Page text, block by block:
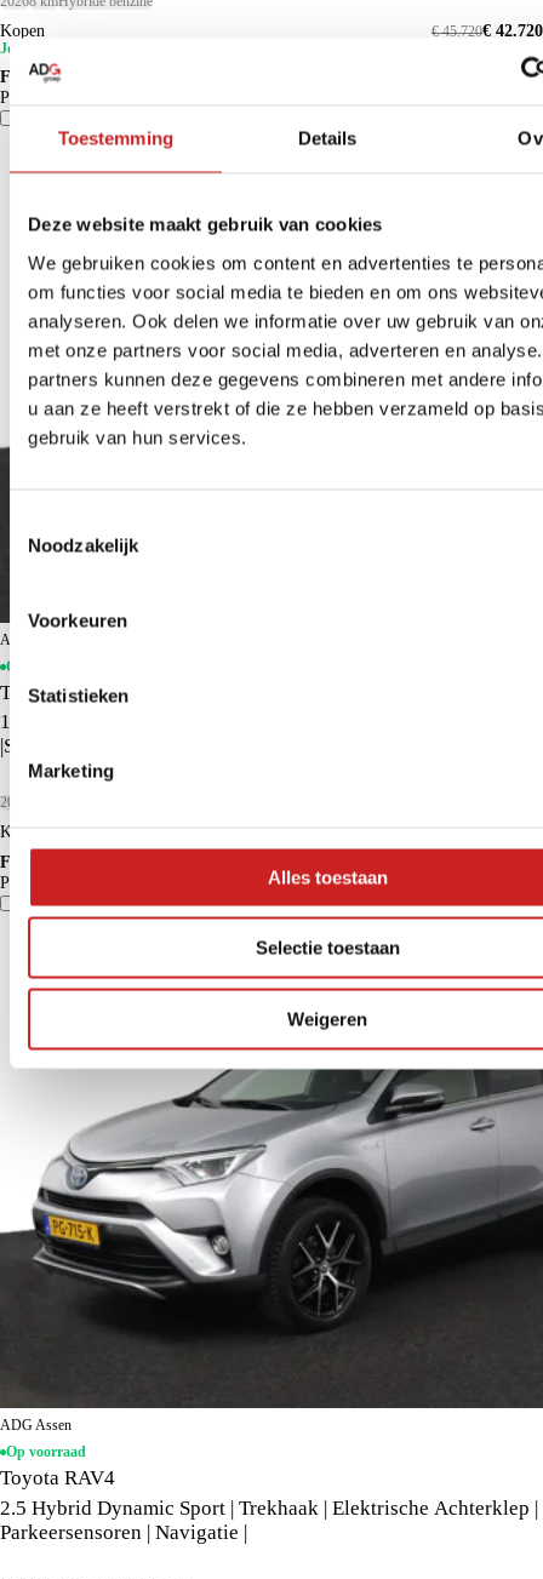
Toestemming Details
Deze website maakt gebruik van cookies
We gebruiken cookies om content en advertenties te
om functies voor social media te bieden en om ons
analyseren. Ook delen we informatie over uw gebruik van
met onze partners voor social media, adverteren en
partners kunnen deze gegevens combineren met andere
u aan ze heeft verstrekt of die ze hebben verzameld op
gebruik van hun services.
Noodzakelijk
Voorkeuren
Statistieken
Marketing
Alles toestaan
Selectie toestaan
Weigeren
Kopen € 42.720
€ 45.720
Je voordeel is € 3.000
Financieren p/m vanaf
Particulier
ADG Assen
Op voorraad
Toyota C-HR
1.8 Hybrid Style | Apple Carplay/Android Auto | Trekhaak |
|Stoelverwarming | Parkeersensoren |
2021
Kopen
Financieren p/m vanaf
Particulier
Vergelijk Details
ADG Assen
Op voorraad
Toyota RAV4
2.5 Hybrid Dynamic Sport | Trekhaak | Elektrische Achterklep |
Parkeersensoren | Navigatie |